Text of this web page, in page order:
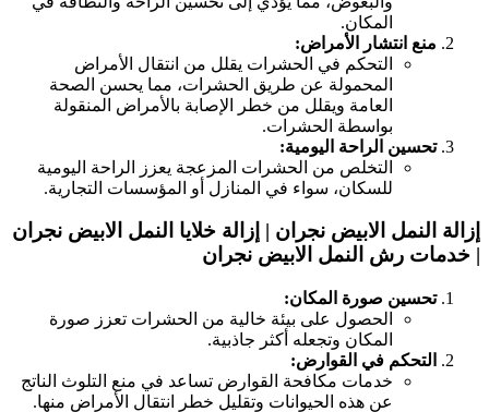
المكان.
منع انتشار الأمراض:
التحكم في الحشرات يقلل من انتقال الأمراض
المحمولة عن طريق الحشرات، مما يحسن الصحة
العامة ويقلل من خطر الإصابة بالأمراض المنقولة
بواسطة الحشرات.
تحسين الراحة اليومية:
التخلص من الحشرات المزعجة يعزز الراحة اليومية
للسكان، سواء في المنازل أو المؤسسات التجارية.
النمل الابيض نجران | إزالة خلايا النمل الابيض نجران
خدمات رش النمل الابيض نجران
تحسين صورة المكان:
الحصول على بيئة خالية من الحشرات تعزز صورة
المكان وتجعله أكثر جاذبية.
التحكم في القوارض:
خدمات مكافحة القوارض تساعد في منع التلوث الناتج
عن هذه الحيوانات وتقليل خطر انتقال الأمراض منها.